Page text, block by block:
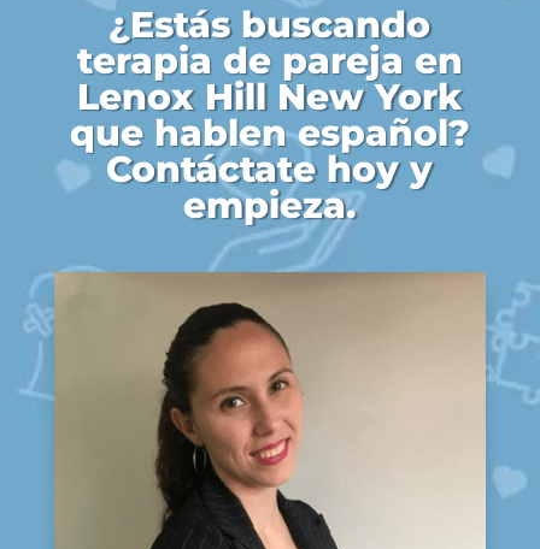
¿Estás buscando
terapia de pareja en
Lenox Hill New York
que hablen español?
Contáctate hoy y
empieza.